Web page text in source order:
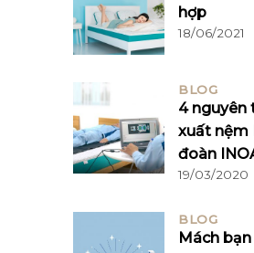
hợp
18/06/2021
BLOG
4 nguyên
xuất nệm
đoàn
19/03/2020
BLOG
Mách